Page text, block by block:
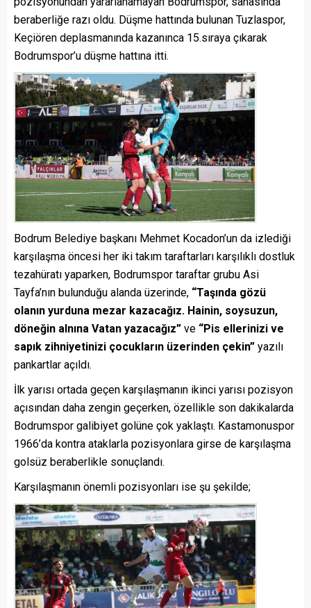
beraberliğe razı oldu. Düşme hattında bulunan Tuzlaspor,
Keçiören deplasmanında kazanınca 15.sıraya çıkarak
Bodrumspor’u düşme hattına itti.
Bodrum Belediye başkanı Mehmet Kocadon’un da izlediği
karşılaşma öncesi her iki takım taraftarları karşılıklı dostluk
tezahüratı yaparken, Bodrumspor taraftar grubu Asi
Tayfa’nın bulunduğu alanda üzerinde, “Taşında gözü
olanın yurduna mezar kazacağız. Hainin, soysuzun,
döneğin alnına Vatan yazacağız” ve “Pis ellerinizi ve
sapık zihniyetinizi çocukların üzerinden çekin” yazılı
pankartlar açıldı.
İlk yarısı ortada geçen karşılaşmanın ikinci yarısı pozisyon
açısından daha zengin geçerken, özellikle son dakikalarda
Bodrumspor galibiyet golüne çok yaklaştı. Kastamonuspor
1966’da kontra ataklarla pozisyonlara girse de karşılaşma
golsüz beraberlikle sonuçlandı.
Karşılaşmanın önemli pozisyonları ise şu şekilde;